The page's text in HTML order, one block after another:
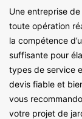
Une entreprise
toute opération
la compétence
suffisante pour
types de service
devis fiable et
vous
votre projet de